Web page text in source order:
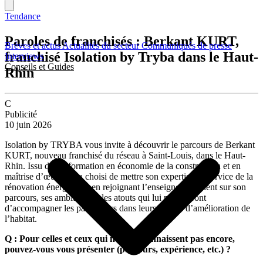
Brèves et actusActualités du secteurCommuniqués de presse
Interviews
Conseils et Guides
Tendance
Paroles de franchisés : Berkant KURT,
franchisé Isolation by Tryba dans le Haut-
Rhin
C
Publicité
10 juin 2026
Isolation by TRYBA vous invite à découvrir le parcours de Berkant
KURT, nouveau franchisé du réseau à Saint-Louis, dans le Haut-
Rhin. Issu d’une formation en économie de la construction et en
maîtrise d’œuvre, il a choisi de mettre son expertise au service de la
rénovation énergétique en rejoignant l’enseigne. Il revient sur son
parcours, ses ambitions et les atouts qui lui permettront
d’accompagner les particuliers dans leurs projets d’amélioration de
l’habitat.
Q : Pour celles et ceux qui ne vous connaissent pas encore,
pouvez-vous vous présenter (parcours, expérience, etc.) ?